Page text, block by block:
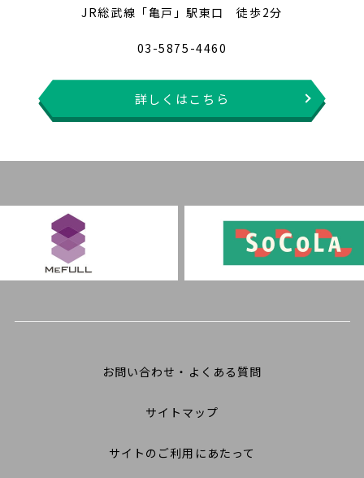
JR総武線「亀戸」駅東口 徒歩2分
03-5875-4460
詳しくはこちら
お問い合わせ・よくある質問
サイトマップ
サイトのご利用にあたって